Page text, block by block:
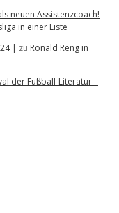
neuen Assistenzcoach!
in einer Liste
| zu Ronald Reng in
der Fußball-Literatur –